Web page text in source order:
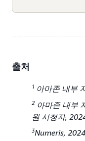
출처
1 아마존 내부
2 아마존 내부
원 시청자,
3Numeris,